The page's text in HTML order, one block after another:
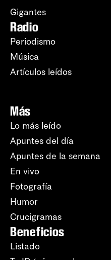
Gigantes
Radio
Periodismo
Música
Artículos leídos
Más
Lo más leído
Apuntes del día
Apuntes de la semana
En vivo
Fotografía
Humor
Crucigramas
Beneficios
Listado